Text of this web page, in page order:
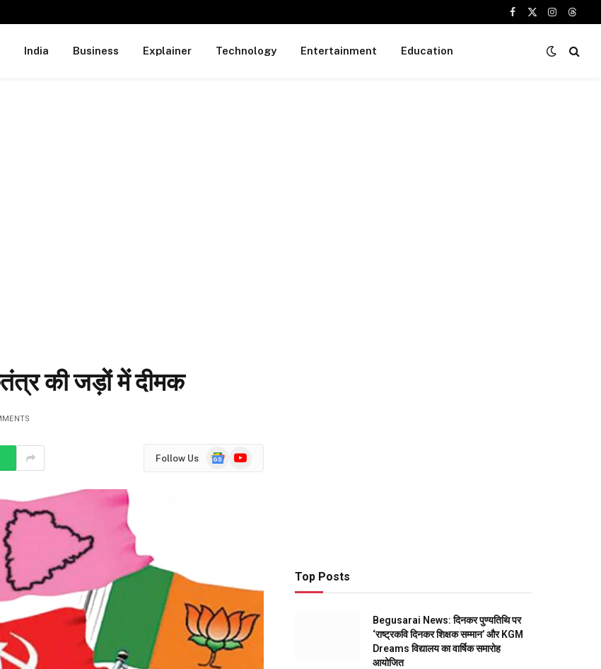
Facebook
X
Instagram
India Business Explainer Technology Entertainment Education
की जड़ों में दीमक
Follow Us
GoogleYouTube
Top Posts
Begusarai News: दिनकर पुण्यतिथि पर
‘राष्ट्रकवि दिनकर शिक्षक सम्मान’ और KGM
Dreams विद्यालय का वार्षिक समारोह
आयोजित